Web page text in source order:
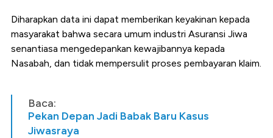
Diharapkan data ini dapat memberikan keyakinan kepada
masyarakat bahwa secara umum industri Asuransi Jiwa
senantiasa mengedepankan kewajibannya kepada
Nasabah, dan tidak mempersulit proses pembayaran klaim.
Baca:
Pekan Depan Jadi Babak Baru Kasus
Jiwasraya